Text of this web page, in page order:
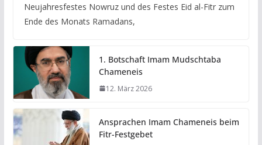
Neujahresfestes Nowruz und des Festes Eid al-Fitr zum
Ende des Monats Ramadans,
1. Botschaft Imam Mudschtaba
Chameneis
12. März 2026
Ansprachen Imam Chameneis beim
Fitr-Festgebet